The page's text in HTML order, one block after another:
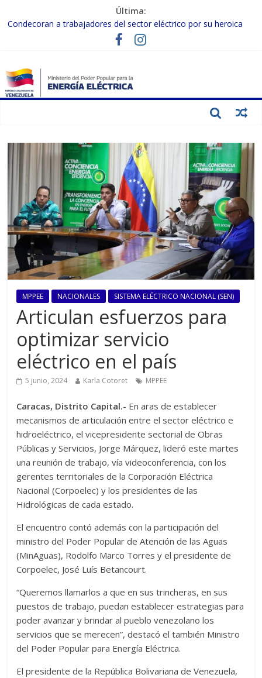
Última:
Condecoran a trabajadores del sector eléctrico por su heroica
labor tras el doble sismo del 24-J
Gobierno Nacional coordina acciones con el sector privado para
Inspeccionan trabajos de rehabilitación en instalaciones del SEN
en Carabobo
Gobierno Nacional activa plan preventivo para fortalecer el SEN
MPPEE NACIONALES SISTEMA ELÉCTRICO NACIONAL (SEN)
Articulan esfuerzos para
optimizar servicio
eléctrico en el país
5 junio, 2024 Karla Cotoret MPPEE
Caracas, Distrito Capital.- En aras de establecer
mecanismos de articulación entre el sector eléctrico e
hidroeléctrico, el vicepresidente sectorial de Obras
Públicas y Servicios, Jorge Márquez, lideró este martes
una reunión de trabajo, vía videoconferencia, con los
gerentes territoriales de la Corporación Eléctrica
Nacional (Corpoelec) y los presidentes de las
Hidrológicas de cada estado.
El encuentro contó además con la participación del
ministro del Poder Popular de Atención de las Aguas
(MinAguas), Rodolfo Marco Torres y el presidente de
Corpoelec, José Luís Betancourt.
“Queremos llamarlos a que en sus trincheras, en sus
puestos de trabajo, puedan establecer estrategias para
poder avanzar y brindar al pueblo venezolano los
servicios que se merecen”, destacó el también Ministro
del Poder Popular para Energía Eléctrica.
El presidente de la República Bolivariana de Venezuela,